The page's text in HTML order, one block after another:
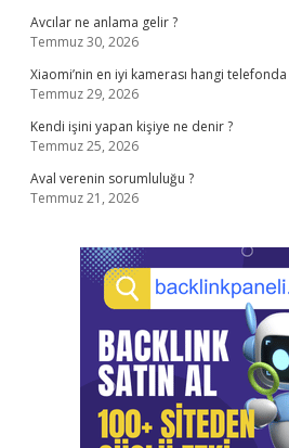
Avcılar ne anlama gelir ?
Temmuz 30, 2026
Xiaomi’nin en iyi kamerası hangi telefonda
Temmuz 29, 2026
Kendi işini yapan kişiye ne denir ?
Temmuz 25, 2026
Aval verenin sorumluluğu ?
Temmuz 21, 2026